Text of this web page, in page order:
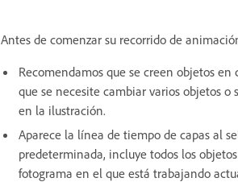
Antes de comenzar su recorrido de
Recomendamos que se creen objetos
que se necesite cambiar varios objetos
en la ilustración.
Aparece la línea de tiempo de capas al
predeterminada, incluye todos los
fotograma en el que está trabajando